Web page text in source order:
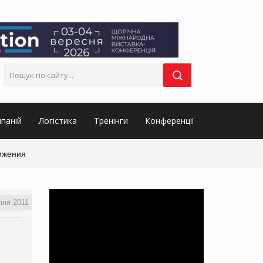
Логістика Тренінги Конференції
2011